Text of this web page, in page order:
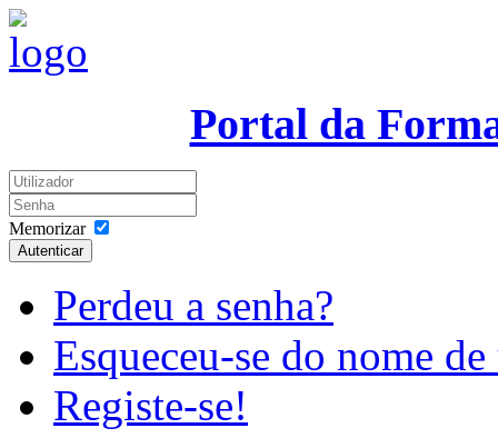
Portal da
Memorizar
Autenticar
Perdeu a senha?
Esqueceu-se do nome
Registe-se!